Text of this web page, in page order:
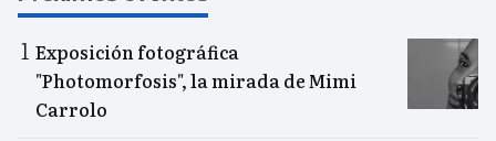
Exposición fotográfica
"Photomorfosis", la mirada de Mimi
Carrolo